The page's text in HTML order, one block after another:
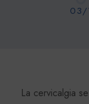
03/
La cervicalgia